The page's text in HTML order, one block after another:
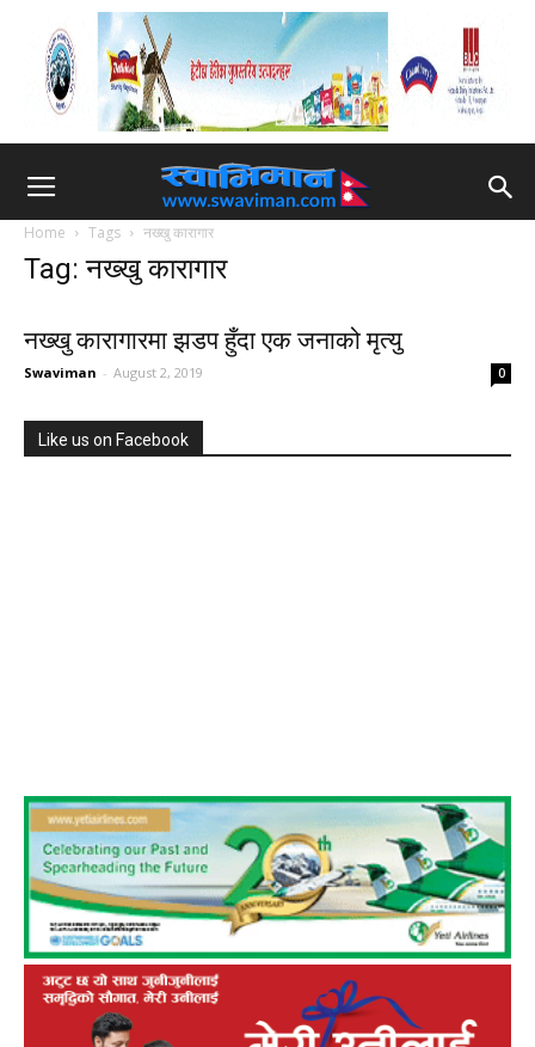
Home Tags नख्खु कारागार
Tag: नख्खु कारागार
नख्खु कारागारमा झडप हुँदा एक जनाको मृत्यु
Swaviman - August 2, 2019 0
Like us on Facebook